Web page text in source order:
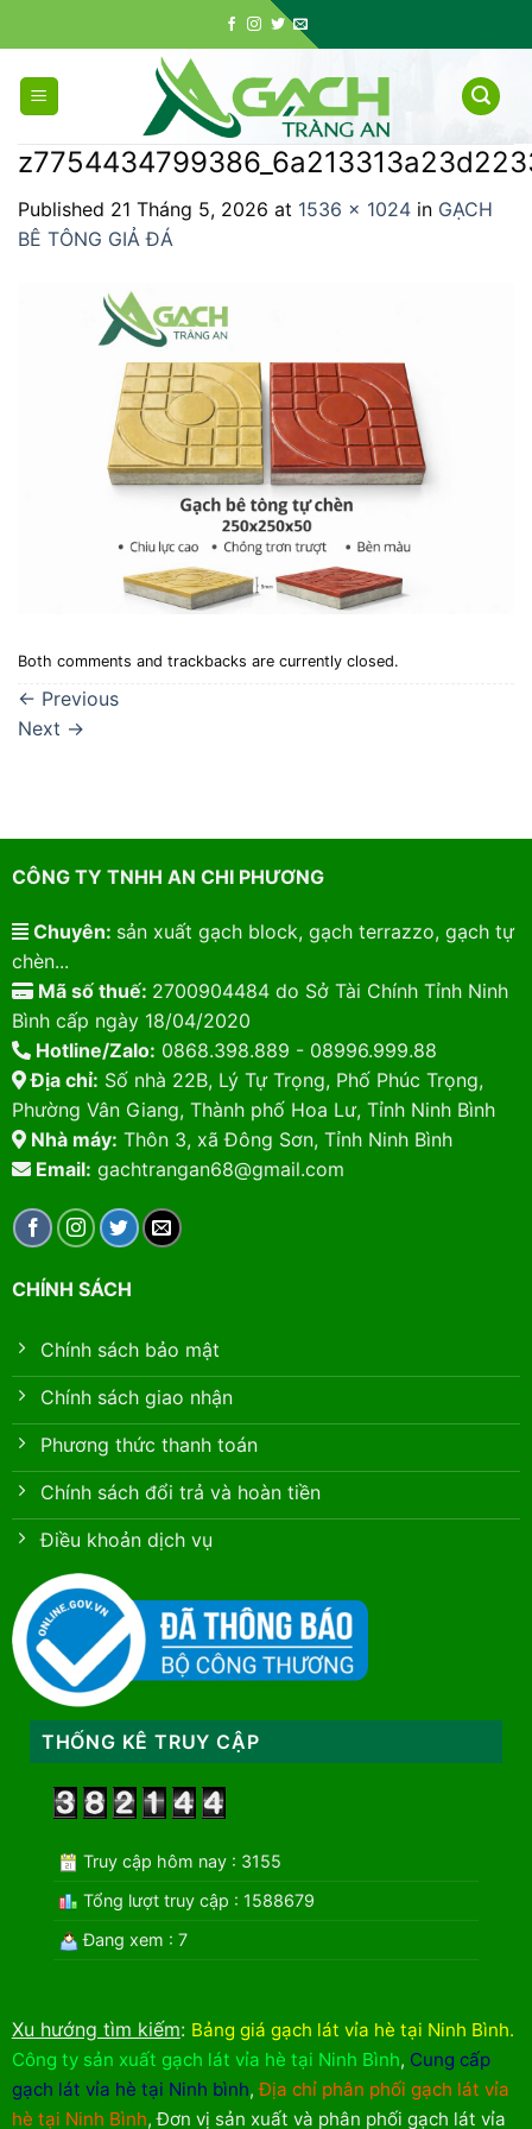
to
content
Published 21 Tháng 5, 2026 at 1536 × 1024 in GẠCH
BÊ TÔNG GIẢ ĐÁ
Both comments and trackbacks are currently closed.
← Previous
Next →
CÔNG TY TNHH AN CHI PHƯƠNG
Chuyên: sản xuất gạch block, gạch terrazzo, gạch tự
chèn...
Mã số thuế: 2700904484 do Sở Tài Chính Tỉnh Ninh
Bình cấp ngày 18/04/2020
Hotline/Zalo: 0868.398.889 - 08996.999.88
Địa chỉ: Số nhà 22B, Lý Tự Trọng, Phố Phúc Trọng,
Phường Vân Giang, Thành phố Hoa Lư, Tỉnh Ninh Bình
Nhà máy: Thôn 3, xã Đông Sơn, Tỉnh Ninh Bình
Email: gachtrangan68@gmail.com
CHÍNH SÁCH
Chính sách bảo mật
Chính sách giao nhận
Phương thức thanh toán
Chính sách đổi trả và hoàn tiền
Điều khoản dịch vụ
THỐNG KÊ TRUY CẬP
Truy cập hôm nay : 3155
Tổng lượt truy cập : 1588679
Đang xem : 7
Xu hướng tìm kiếm: Bảng giá gạch lát vỉa hè tại Ninh Bình.
Công ty sản xuất gạch lát vỉa hè tại Ninh Bình, Cung cấp
gạch lát vỉa hè tại Ninh bình,Địa chỉ phân phối gạch lát vỉa
hè tại Ninh Bình,Đơn vị sản xuất và phân phối gạch lát vỉa